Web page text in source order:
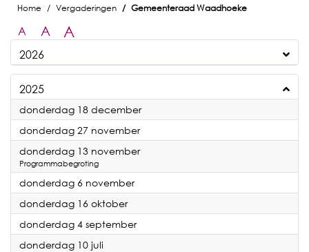
Home
Vergaderingen Gemeenteraad Waadhoeke
A A A
2026
2025
donderdag 18 december2025
donderdag 27 november2025
donderdag 13 november2025
Programmabegroting
donderdag 6 november2025
donderdag 16 oktober2025
donderdag 4 september2025
donderdag 10 juli